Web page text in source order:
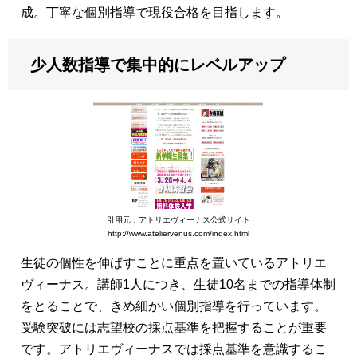
成。丁寧な個別指導で現役合格を目指します。
少人数指導で集中的にレベルアップ
引用元：アトリエヴィーナス公式サイト
http://www.ateliervenus.com/index.html
生徒の個性を伸ばすことに重点を置いているアトリエ
ヴィーナス。講師1人につき、生徒10名までの指導体制
をとることで、きめ細かい個別指導を行っています。
受験突破には志望校の採点基準を把握することが重要
です。アトリエヴィーナスでは採点基準を意識するこ